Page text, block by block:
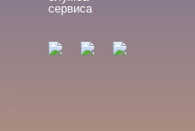
База жесткая
сервиса